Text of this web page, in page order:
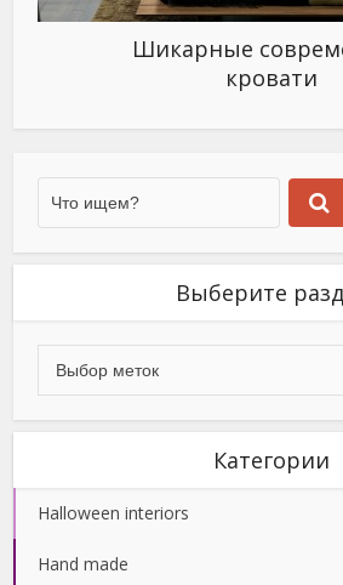
Шикарные
кровати
Выберите
Категории
Halloween interiors
Hand made